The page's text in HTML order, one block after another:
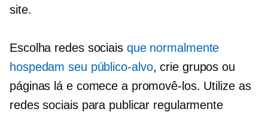
site.
Escolha redes sociais que normalmente
hospedam seu público-alvo, crie grupos ou
páginas lá e comece a promovê-los. Utilize as
redes sociais para publicar regularmente